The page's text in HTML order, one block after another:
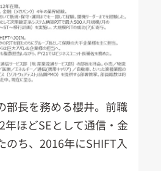
部長を務める櫻井。前職
年ほどSEとして通信・金
のち、2016年にSHIFT入